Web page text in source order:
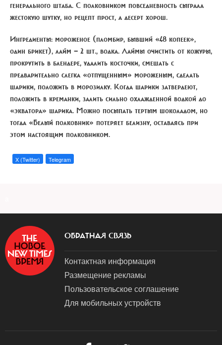
генерального штаба. С полковником повседневность сыграла
жестокую шутку, но рецепт прост, а десерт хорош.
Ингредиенты: мороженое (пломбир, бывший «48 копеек»,
один брикет), лайм — 2 шт., водка. Лаймы очистить от кожуры,
прокрутить в блендере, удалить косточки, смешать с
предварительно слегка «отпущенным» мороженым, сделать
шарики, положить в морозилку. Когда шарики затвердеют,
положить в креманки, залить сильно охлажденной водкой до
«экватора» шарика. Можно посыпать тертым шоколадом, но
тогда «Белый полковник» потеряет белизну, оставаясь при
этом настоящим полковником.
X (Twitter) Telegram
ОБРАТНАЯ СВЯЗЬ
Контактная информация
Размещение рекламы
Пользовательское соглашение
Для мобильных устройств